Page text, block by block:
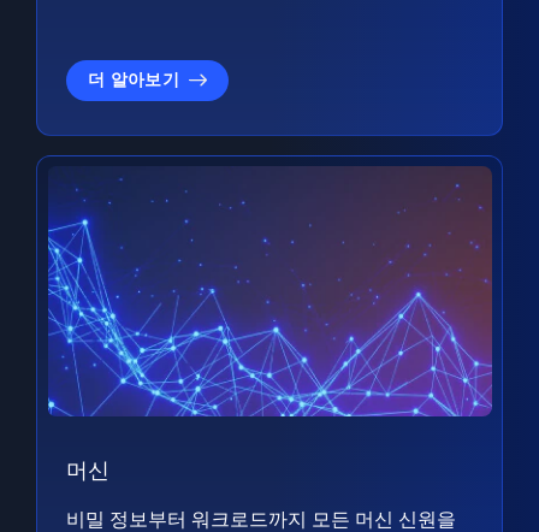
더 알아보기
머신
비밀 정보부터 워크로드까지 모든 머신 신원을